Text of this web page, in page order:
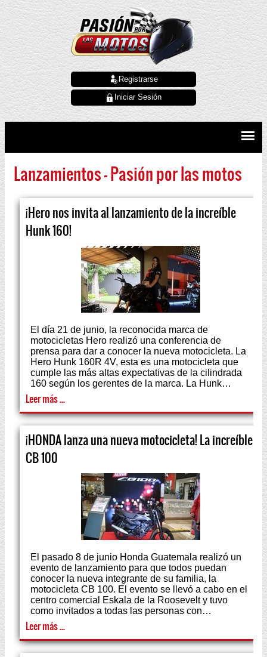
Registrarse
Iniciar Sesión
Lanzamientos - Pasión por las motos
¡Hero nos invita al lanzamiento de la increíble
Hunk 160!
El día 21 de junio, la reconocida marca de
motocicletas Hero realizó una conferencia de
prensa para dar a conocer la nueva motocicleta. La
Hero Hunk 160R 4V, esta es una motocicleta que
cumple las más altas expectativas de la cilindrada
160 según los gerentes de la marca. La Hunk…
Leer más ...
¡HONDA lanza una nueva motocicleta! La increíble
CB 100
El pasado 8 de junio Honda Guatemala realizó un
evento de lanzamiento para que todos puedan
conocer la nueva integrante de su familia, la
motocicleta CB 100. El evento se llevó a cabo en el
centro comercial Eskala de la Roosevelt y tuvo
como invitados a todas las personas con…
Leer más ...